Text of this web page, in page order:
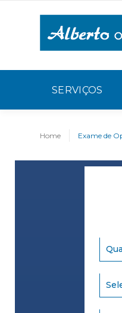
SERVIÇOS
Home Exame de